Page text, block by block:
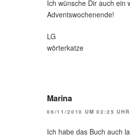
Ich wünsche Dir auch ein
Adventswochenende!
LG
wörterkatze
Marina
06/11/2010 UM 02:25 UHR
Ich habe das Buch auch